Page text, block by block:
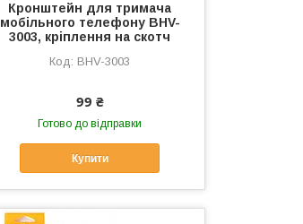
Кронштейн для тримача
мобільного телефону BHV-
3003, кріплення на скотч
BHV-3003
99 ₴
Готово до відправки
Купити